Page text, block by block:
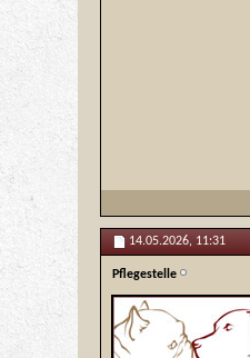
14.05.2026, 11:31
Pflegestelle